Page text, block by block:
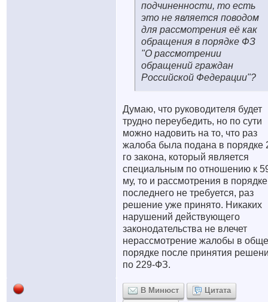
подчиненности, то есть
это не является поводом
для рассмотрения её как
обращения в порядке ФЗ
"О рассмотрении
обращений граждан
Российской Федерации"?
Думаю, что руководителя будет
трудно переубедить, но по сути
можно надовить на то, что раз
жалоба была подана в порядке
го закона, который является
специальным по отношению к
му, то и рассмотрения в порядке
последнего не требуется, раз
решение уже принято. Никаких
нарушений действующего
законодательства не влечет
нерассмотрение жалобы в
порядке после принятия
по 229-ФЗ.
В Минюст
Цитата